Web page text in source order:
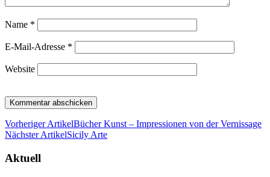
Name *
E-Mail-Adresse *
Website
Vorheriger ArtikelBücher Kunst – Impressionen von der Vernissage
Nächster ArtikelSicily Arte
Aktuell